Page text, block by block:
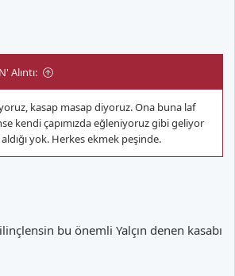
Alıntı:
kasap masap diyoruz. Ona buna laf
kendi çapımızda eğleniyoruz gibi geliyor
yok. Herkes ekmek peşinde.
bu önemli Yalçın denen kasabı